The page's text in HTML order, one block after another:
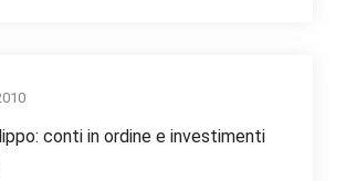
conti in ordine e investimenti